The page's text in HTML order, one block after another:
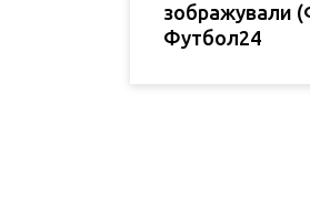
зображували
Футбол24